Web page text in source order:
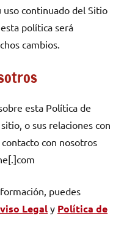
continuado del Sitio
política será
cambios.
esta Política de
o sus relaciones con
con nosotros
puedes
Legal y Política de